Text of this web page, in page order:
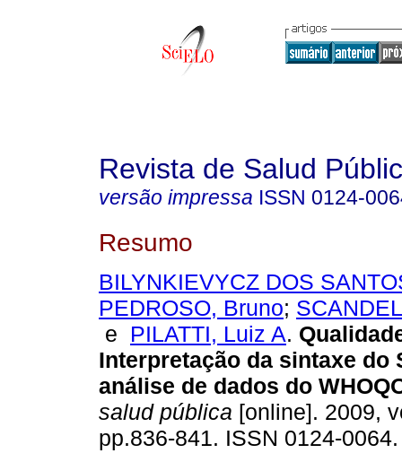
Revista de Salud
versão impressa ISSN 0124-
Resumo
BILYNKIEVYCZ DOS
PEDROSO, Bruno;
e PILATTI, Luiz A.
Interpretação da sintaxe do
análise de dados do
salud pública [online]. 2009,
pp.836-841. ISSN 0124-0064.